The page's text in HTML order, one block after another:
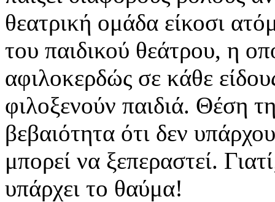
θεατρική ομάδα είκοσι
του παιδικού θεάτρου, η
αφιλοκερδώς σε κάθε
φιλοξενούν παιδιά. Θέση
βεβαιότητα ότι δεν
μπορεί να ξεπεραστεί.
υπάρχει το θαύμα!